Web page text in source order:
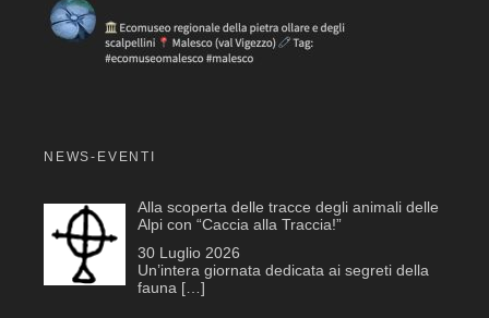
NEWS-EVENTI
Alla scoperta delle tracce degli animali delle
Alpi con “Caccia alla Traccia!”
30 Luglio 2026
Un’intera giornata dedicata ai segreti della
fauna […]